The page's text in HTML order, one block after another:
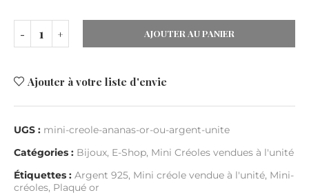
AJOUTER AU PANIER
Ajouter à votre liste d'envie
UGS : mini-creole-ananas-or-ou-argent-unite
Catégories : Bijoux, E-Shop, Mini Créoles vendues à l'unité
Étiquettes : Argent 925, Mini créole vendue à l'unité, Mini-
créoles, Plaqué or